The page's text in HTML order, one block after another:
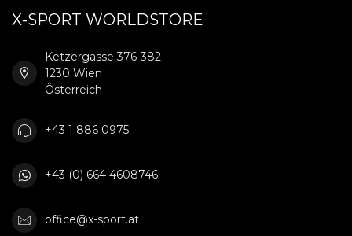
X-SPORT WORLDSTORE
Ketzergasse 376-382
1230 Wien
Österreich
+43 1 886 0975
+43 (0) 664 4608746
office@x-sport.at